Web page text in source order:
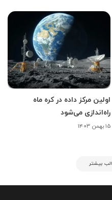
اولین مرکز داده در کره ماه
راه‌اندازی می‌شود
۱۵ بهمن ۱۴۰۳
بیشتر